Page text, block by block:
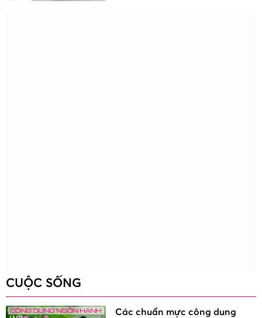
CUỘC SỐNG
Các chuẩn mực công dung